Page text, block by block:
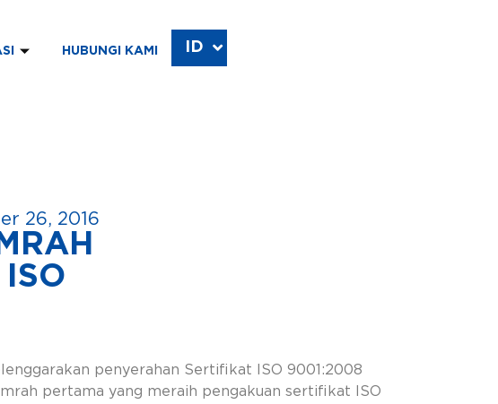
HUBUNGI KAMI ID
EN
26, 2016
ISO
penyerahan Sertifikat ISO 9001:2008
pertama yang meraih pengakuan sertifikat ISO